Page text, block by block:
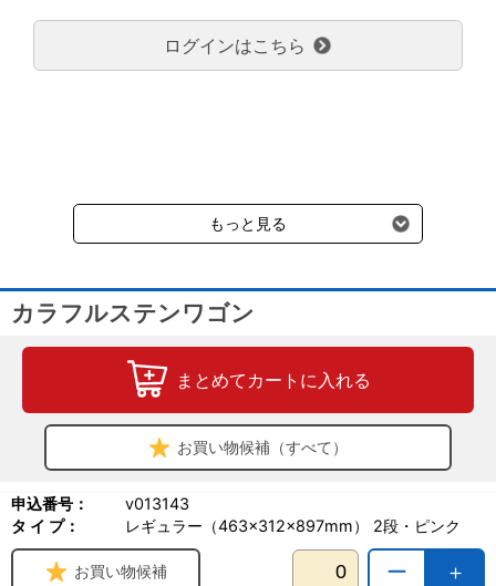
のみで新たな送料は発生しません。
大型商品送料が必要な商品をご注文の場合は、大型商品送料のみご
負担頂きます。
受けます。
ログインはこちら
もっと見る
カラフルステンワゴン
まとめてカートに入れる
お買い物候補（すべて）
申込番号：
v013143
タ イ プ：
レギュラー（463×312×897mm） 2段・ピンク
＋
ー
お買い物候補